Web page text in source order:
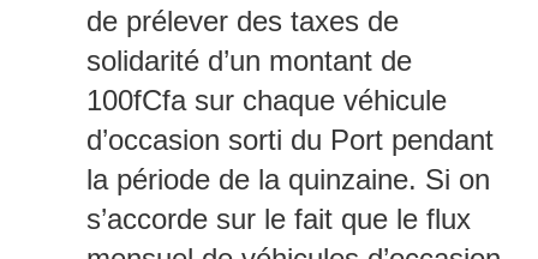
de prélever des taxes de
solidarité d’un montant de
100fCfa sur chaque véhicule
d’occasion sorti du Port pendant
la période de la quinzaine. Si on
s’accorde sur le fait que le flux